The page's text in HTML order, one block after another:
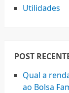
Utilidades
POST
Qual a
ao Bolsa